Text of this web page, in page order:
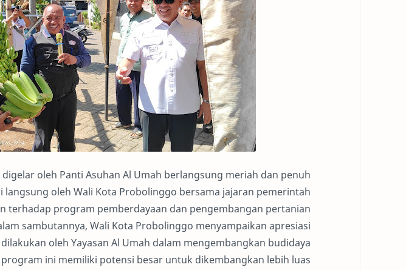
oleh Panti Asuhan Al Umah berlangsung meriah dan penuh
oleh Wali Kota Probolinggo bersama jajaran pemerintah
terhadap program pemberdayaan dan pengembangan pertanian
sambutannya, Wali Kota Probolinggo menyampaikan apresiasi
oleh Yayasan Al Umah dalam mengembangkan budidaya
ini memiliki potensi besar untuk dikembangkan lebih luas